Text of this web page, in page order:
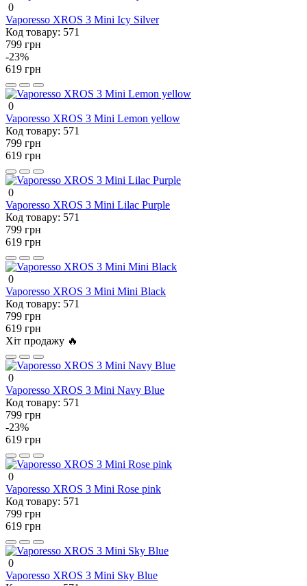
0
Vaporesso XROS 3 Mini Icy Silver
Код товару: 571
799 грн
-23%
619 грн
0
Vaporesso XROS 3 Mini Lemon yellow
Код товару: 571
799 грн
619 грн
0
Vaporesso XROS 3 Mini Lilac Purple
Код товару: 571
799 грн
619 грн
0
Vaporesso XROS 3 Mini Mini Black
Код товару: 571
799 грн
619 грн
Хіт продажу 🔥
0
Vaporesso XROS 3 Mini Navy Blue
Код товару: 571
799 грн
-23%
619 грн
0
Vaporesso XROS 3 Mini Rose pink
Код товару: 571
799 грн
619 грн
0
Vaporesso XROS 3 Mini Sky Blue